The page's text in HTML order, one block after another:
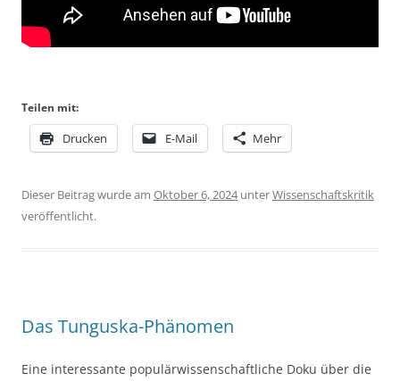
Teilen mit:
Drucken E-Mail Mehr
Dieser Beitrag wurde am Oktober 6, 2024unterWissenschaftskritik
veröffentlicht.
Das Tunguska-Phänomen
Eine interessante populärwissenschaftliche Doku über die